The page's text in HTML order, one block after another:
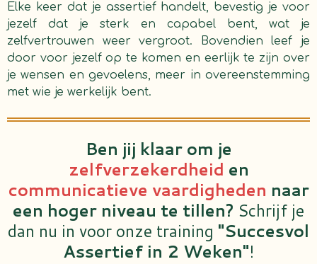
Elke keer dat je assertief handelt, bevestig je voor
jezelf dat je sterk en capabel bent, wat je
zelfvertrouwen weer vergroot. Bovendien leef je
door voor jezelf op te komen en eerlijk te zijn over
je wensen en gevoelens, meer in overeenstemming
met wie je werkelijk bent.
Ben jij klaar om je
zelfverzekerdheid en
communicatieve vaardigheden naar
een hoger niveau te tillen? Schrijf je
dan nu in voor onze training "Succesvol
Assertief in 2 Weken"!